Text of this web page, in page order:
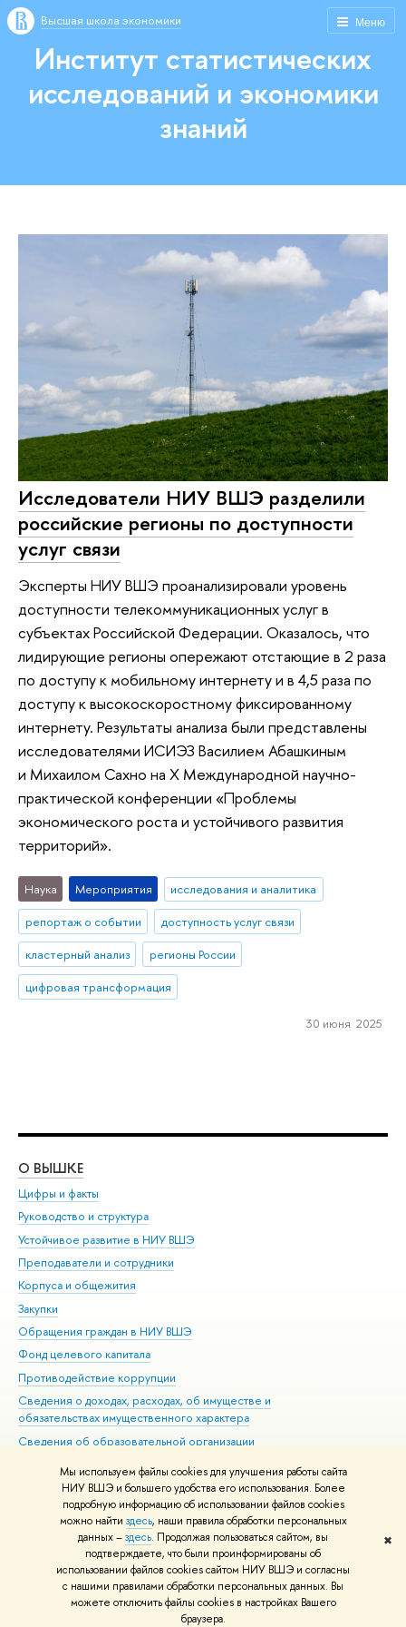
Мы используем файлы cookies для улучшения работы сайта
НИУ ВШЭ и большего удобства его использования. Более
подробную информацию об использовании файлов cookies
можно найти здесь, наши правила обработки персональных
данных –здесь. Продолжая пользоваться сайтом, вы
подтверждаете, что были проинформированы об
использовании файлов cookies сайтом НИУ ВШЭ и согласны
с нашими правилами обработки персональных данных. Вы
можете отключить файлы cookies в настройках Вашего
браузера.
✖
Меню
Высшая школа экономики
Институт статистических
исследований и экономики
знаний
Исследователи НИУ ВШЭ разделили
российские регионы по доступности
услуг связи
Эксперты НИУ ВШЭ проанализировали уровень
доступности телекоммуникационных услуг в
субъектах Российской Федерации. Оказалось, что
лидирующие регионы опережают отстающие в 2 раза
по доступу к мобильному интернету и в 4,5 раза по
доступу к высокоскоростному фиксированному
интернету. Результаты анализа были представлены
исследователями ИСИЭЗ Василием Абашкиным
и Михаилом Сахно на X Международной научно-
практической конференции «Проблемы
экономического роста и устойчивого развития
территорий».
Наука Мероприятия
исследования и аналитика
репортаж о событии
доступность услуг связи
кластерный анализ
регионы России
цифровая трансформация
30 июня 2025
О ВЫШКЕ
Цифры и факты
Руководство и структура
Устойчивое развитие в НИУ ВШЭ
Преподаватели и сотрудники
Корпуса и общежития
Закупки
Обращения граждан в НИУ ВШЭ
Фонд целевого капитала
Противодействие коррупции
Сведения о доходах, расходах, об имуществе и
обязательствах имущественного характера
Сведения об образовательной организации
Людям с ограниченными возможностями здоровья
Единая платежная страница
Работа в Вышке
© НИУ ВШЭ 1993–2026 Адреса и контакты Условия использования
материалов Политика конфиденциальности Карта сайта
Шрифты HSE Sans и HSE Slab разработаны вШколе дизайна НИУ ВШЭ